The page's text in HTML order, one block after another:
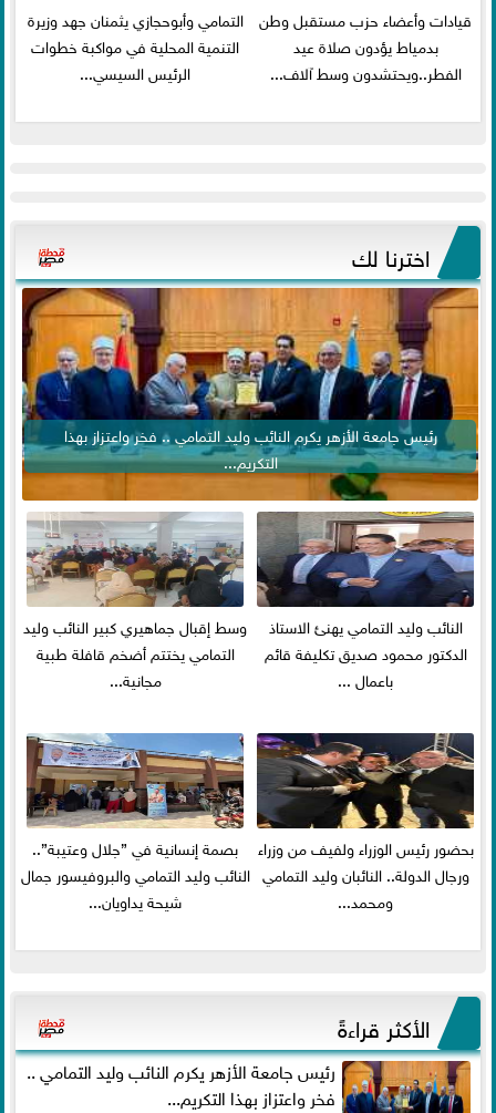
قيادات وأعضاء حزب مستقبل وطن
بدمياط يؤدون صلاة عيد
الفطر..ويحتشدون وسط آلاف...
التمامي وأبوحجازي يثمنان جهد وزيرة
التنمية المحلية في مواكبة خطوات
الرئيس السيسي...
اخترنا لك
رئيس جامعة الأزهر يكرم النائب وليد التمامي .. فخر واعتزاز بهذا
التكريم...
النائب وليد التمامي يهنئ الاستاذ
الدكتور محمود صديق تكليفة قائم
باعمال ...
وسط إقبال جماهيري كبير النائب وليد
التمامي يختتم أضخم قافلة طبية
مجانية...
بحضور رئيس الوزراء ولفيف من وزراء
ورجال الدولة.. النائبان وليد التمامي
ومحمد...
بصمة إنسانية في ”جلال وعتيبة”..
النائب وليد التمامي والبروفيسور جمال
شيحة يداويان...
الأكثر قراءةً
رئيس جامعة الأزهر يكرم النائب وليد التمامي ..
فخر واعتزاز بهذا التكريم...